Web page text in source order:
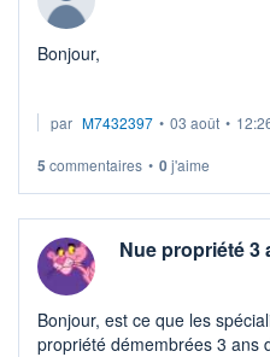
Bonjour,
optique de transmission. Est-
Bien à vous
par M7432397 • 03 août •
5 commentaires • 0j'aime
Nue propriété 3
Bonjour, est ce que les
propriété démembrées 3 ans